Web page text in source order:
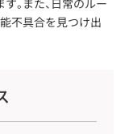
。また、日常のルー
不具合を見つけ出